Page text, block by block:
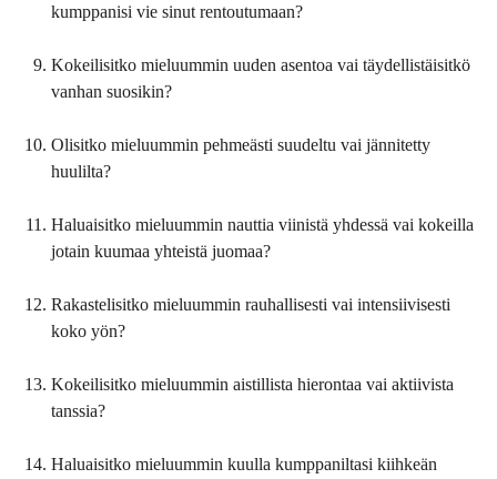
kumppanisi vie sinut rentoutumaan?
Kokeilisitko mieluummin uuden asentoa vai täydellistäisitkö
vanhan suosikin?
Olisitko mieluummin pehmeästi suudeltu vai jännitetty
huulilta?
Haluaisitko mieluummin nauttia viinistä yhdessä vai kokeilla
jotain kuumaa yhteistä juomaa?
Rakastelisitko mieluummin rauhallisesti vai intensiivisesti
koko yön?
Kokeilisitko mieluummin aistillista hierontaa vai aktiivista
tanssia?
Haluaisitko mieluummin kuulla kumppaniltasi kiihkeän